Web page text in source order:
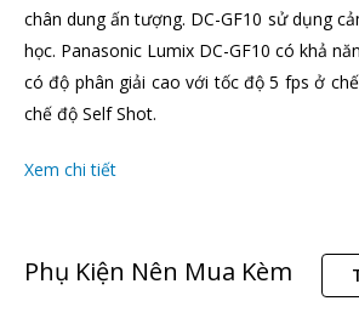
chân dung ấn tượng. DC-GF10 sử dụng
học. Panasonic Lumix DC-GF10 có khả
có độ phân giải cao với tốc độ 5 fps ở
chế độ Self Shot.
Xem chi tiết
Phụ Kiện Nên Mua Kèm